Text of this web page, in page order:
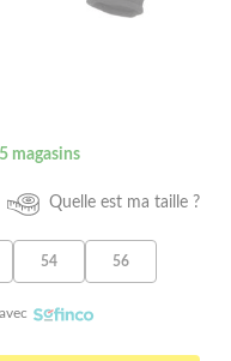
magasins
Quelle est ma taille ?
54 56